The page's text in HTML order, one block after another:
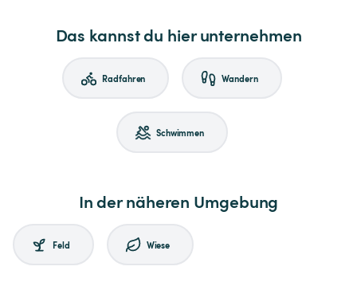
Das kannst du hier unternehmen
Radfahren Wandern
Schwimmen
In der näheren Umgebung
Feld Wiese